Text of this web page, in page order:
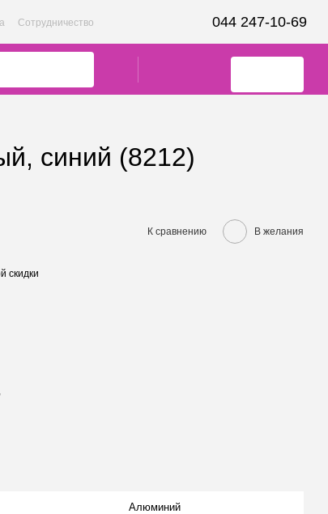
Сотрудничество 044 247-10-69
синий (8212)
К сравнению В желания
скидки
Алюминий